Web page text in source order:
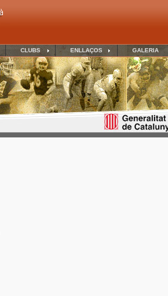
CLUBS ENLLAÇOS GALERIA